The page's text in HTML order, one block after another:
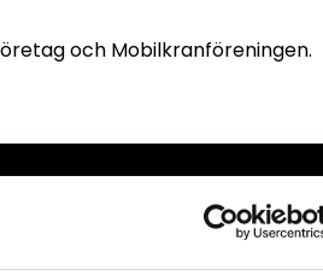
och Mobilkranföreningen.